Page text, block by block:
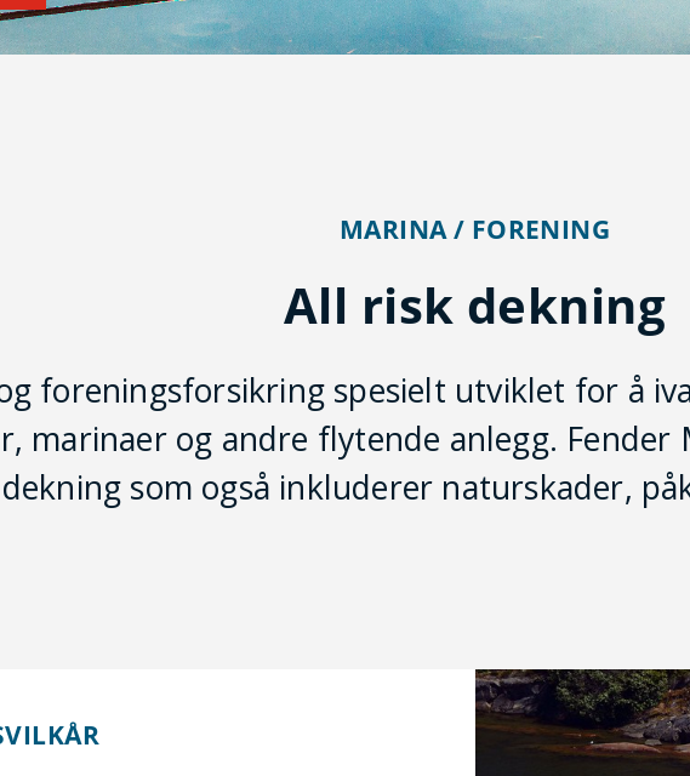
MARINA / FORENING
All risk dekning
foreningsforsikring spesielt utviklet for å
marinaer og andre flytende anlegg.
som også inkluderer naturskader,